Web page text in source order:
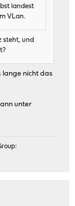
landest
VLan.
steht, und
lange nicht das
unter